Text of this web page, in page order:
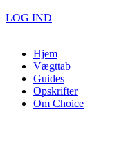
LOG IND
Hjem
Vægttab
Guides
Opskrifter
Om Choice